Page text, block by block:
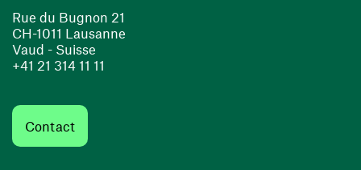
Rue du Bugnon 21
CH-1011 Lausanne
Vaud - Suisse
+41 21 314 11 11
Contact